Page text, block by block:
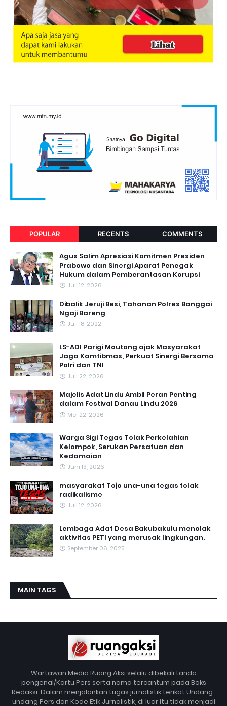
POPULAR RECENTS COMMENTS
Agus Salim Apresiasi Komitmen Presiden
Prabowo dan Sinergi Aparat Penegak
Hukum dalam Pemberantasan Korupsi
Juli 12, 2026
Dibalik Jeruji Besi, Tahanan Polres Banggai
Ngaji Bareng
Juli 18, 2022
LS-ADI Parigi Moutong ajak Masyarakat
Jaga Kamtibmas, Perkuat Sinergi Bersama
Polri dan TNI
Juli 22, 2026
Majelis Adat Lindu Ambil Peran Penting
dalam Festival Danau Lindu 2026
Mei 22, 2026
Warga Sigi Tegas Tolak Perkelahian
Kelompok, Serukan Persatuan dan
Kedamaian
Juni 13, 2026
masyarakat Tojo una-una tegas tolak
radikalisme
Juli 12, 2026
Lembaga Adat Desa Bakubakulu menolak
aktivitas PETI yang merusak lingkungan.
September 06, 2025
MAIN TAGS
Wartawan Media Ruang Aksi selalu dibekali tanda
pengenal/Kartu Pers serta nama tercantum pada Boks
Redaksi. Dalam menjalankan tugas jurnalistik terikat Undang-
undang Pers dan Kode Etik Jurnalistik, di luar itu tidak menjadi